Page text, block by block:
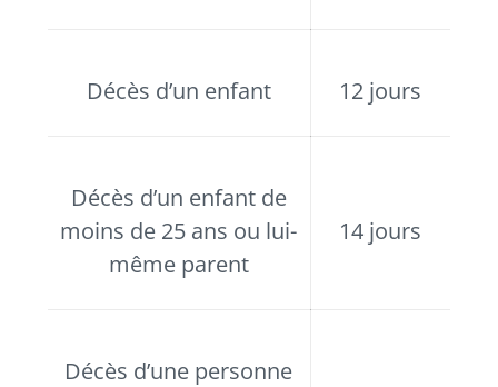
Décès d’un enfant 12 jours
Décès d’un enfant de
moins de 25 ans ou lui-
même parent
14 jours
Décès d’une personne